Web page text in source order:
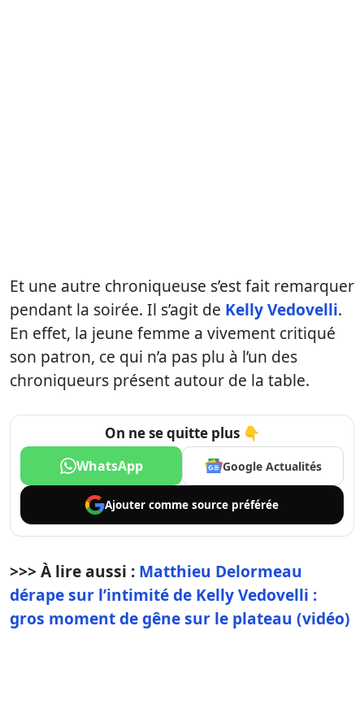
Et une autre chroniqueuse s’est fait remarquer
pendant la soirée. Il s’agit de Kelly Vedovelli.
En effet, la jeune femme a vivement critiqué
son patron, ce qui n’a pas plu à l’un des
chroniqueurs présent autour de la table.
On ne se quitte plus 👇
WhatsApp Google Actualités
Ajouter comme source préférée
>>> À lire aussi : Matthieu Delormeau
dérape sur l’intimité de Kelly Vedovelli :
gros moment de gêne sur le plateau (vidéo)